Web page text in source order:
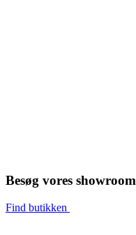
Besøg vores showroom
Find butikken